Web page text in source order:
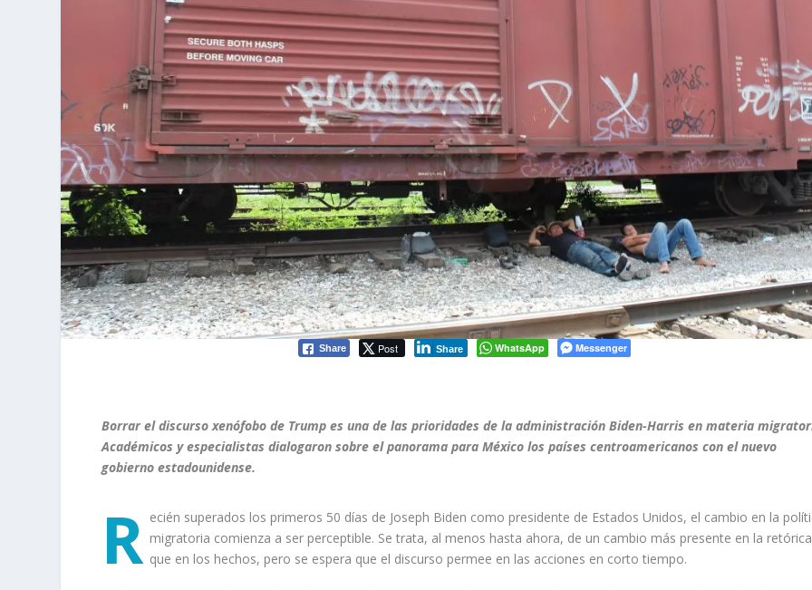
Share Post Share WhatsApp Messenger
Borrar el discurso xenófobo de Trump es una de las prioridades de la administración Biden-Harris en materia
Académicos y especialistas dialogaron sobre el panorama para México los países centroamericanos con el nuevo
gobierno estadounidense.
R ecién superados los primeros 50 días de Joseph Biden como presidente de Estados Unidos, el cambio en la
migratoria comienza a ser perceptible. Se trata, al menos hasta ahora, de un cambio más presente en la retórica
que en los hechos, pero se espera que el discurso permee en las acciones en corto tiempo.